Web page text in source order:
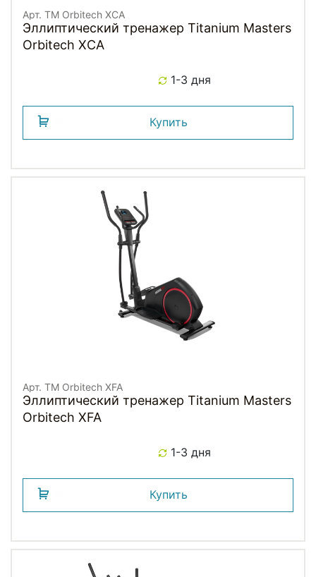
Арт. TM Orbitech XCA
Эллиптический тренажер Titanium Masters
Orbitech XCA
1-3 дня
Купить
Арт. TM Orbitech XFA
Эллиптический тренажер Titanium Masters
Orbitech XFA
1-3 дня
Купить